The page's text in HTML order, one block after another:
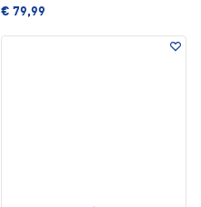
€ 79,99